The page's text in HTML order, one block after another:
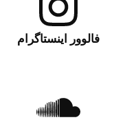
فالوور اینستاگرام